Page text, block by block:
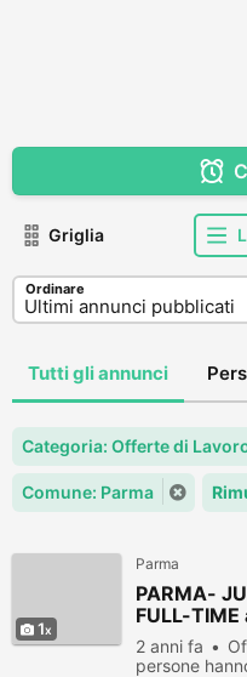
Griglia
Ordinare
Tutti gli annunci
Categoria: Offerte di
Comune: Parma
1
Parma
PARMA-
FULL-
esperienza
2 anni fa
persone